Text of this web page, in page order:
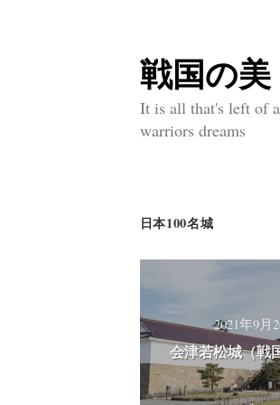
コ
ン
テ
へ
ス
キ
ッ
プ
戦国の美
It is all that's left of
warriors dreams
日本100名城
2021年9月
会津若松城（戦